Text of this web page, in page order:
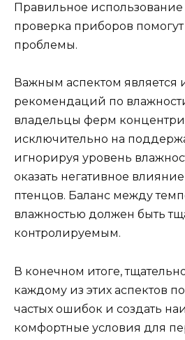
Правильное
проверка приборов помогут
проблемы.
Важным аспектом является
рекомендаций по
владельцы ферм
исключительно на
игнорируя уровень
оказать негативное
птенцов. Баланс между
влажностью должен быть
контролируемым.
В конечном итоге,
каждому из этих аспектов
частых ошибок и создать
комфортные условия для